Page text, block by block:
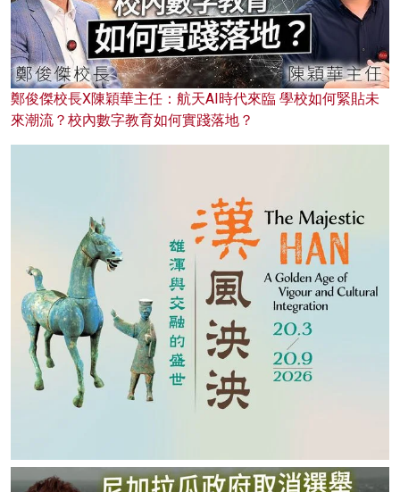
鄭俊傑校長X陳穎華主任：航天AI時代來臨 學校如何緊貼未
來潮流？校內數字教育如何實踐落地？